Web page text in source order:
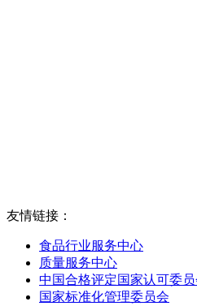
友情链接：
食品行业服务中心
质量服务中心
中国合格评定国家认可委员
国家标准化管理委员会